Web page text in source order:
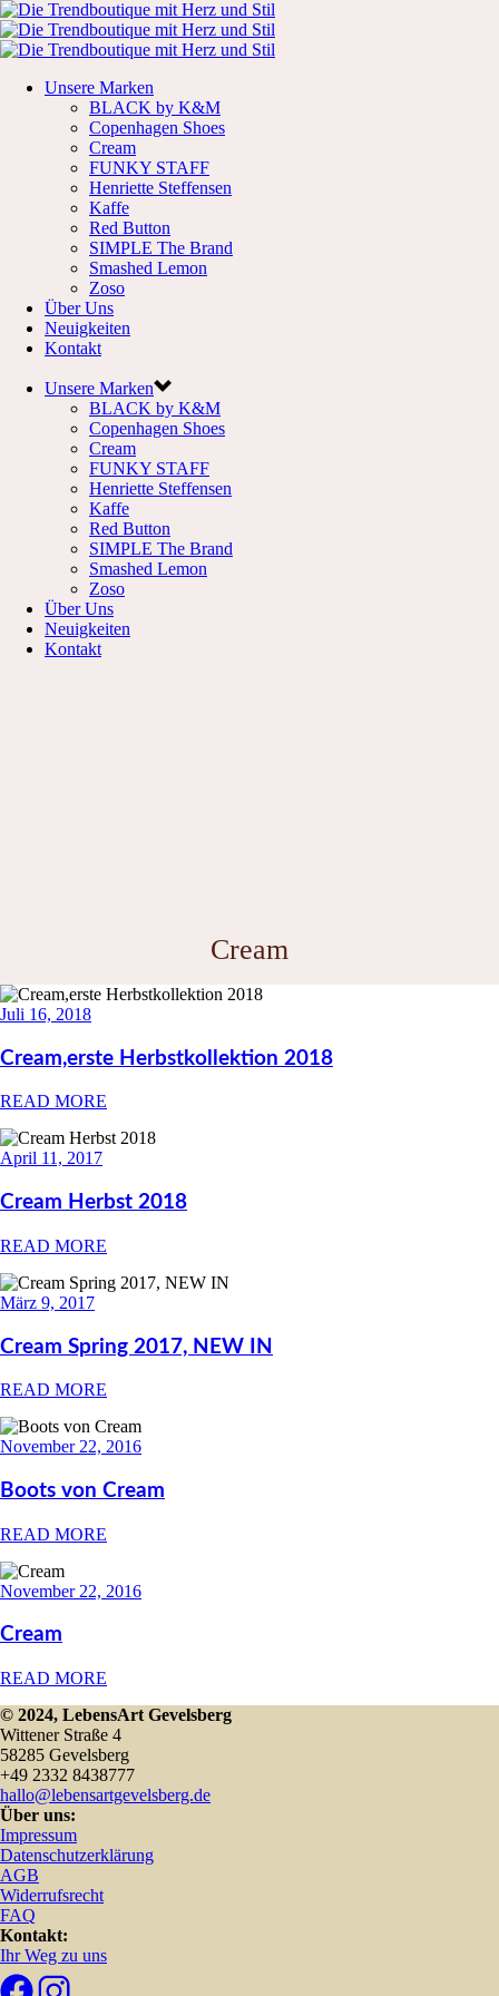
Unsere Marken
BLACK by K&M
Copenhagen Shoes
Cream
FUNKY STAFF
Henriette Steffensen
Kaffe
Red Button
SIMPLE The Brand
Smashed Lemon
Zoso
Über Uns
Neuigkeiten
Kontakt
Unsere Marken
BLACK by K&M
Copenhagen Shoes
Cream
FUNKY STAFF
Henriette Steffensen
Kaffe
Red Button
SIMPLE The Brand
Smashed Lemon
Zoso
Über Uns
Neuigkeiten
Kontakt
Cream
Juli 16, 2018
Cream,erste Herbstkollektion 2018
READ MORE
April 11, 2017
Cream Herbst 2018
READ MORE
März 9, 2017
Cream Spring 2017, NEW IN
READ MORE
November 22, 2016
Boots von Cream
READ MORE
November 22, 2016
Cream
READ MORE
© 2024, LebensArt Gevelsberg
Wittener Straße 4
58285 Gevelsberg
+49 2332 8438777
hallo@lebensartgevelsberg.de
Über uns:
Impressum
Datenschutzerklärung
AGB
Widerrufsrecht
FAQ
Kontakt:
Ihr Weg zu uns